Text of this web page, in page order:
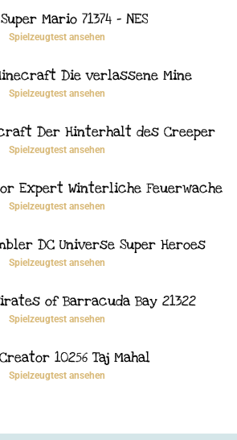
Super Mario 71374 – NES
Spielzeugtest ansehen
Minecraft Die verlassene Mine
Spielzeugtest ansehen
Der Hinterhalt des Creeper
Spielzeugtest ansehen
Expert Winterliche Feuerwache
Spielzeugtest ansehen
DC Universe Super Heroes
Spielzeugtest ansehen
of Barracuda Bay 21322
Spielzeugtest ansehen
Creator 10256 Taj Mahal
Spielzeugtest ansehen